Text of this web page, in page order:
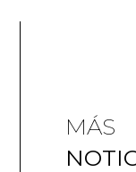
MÁS